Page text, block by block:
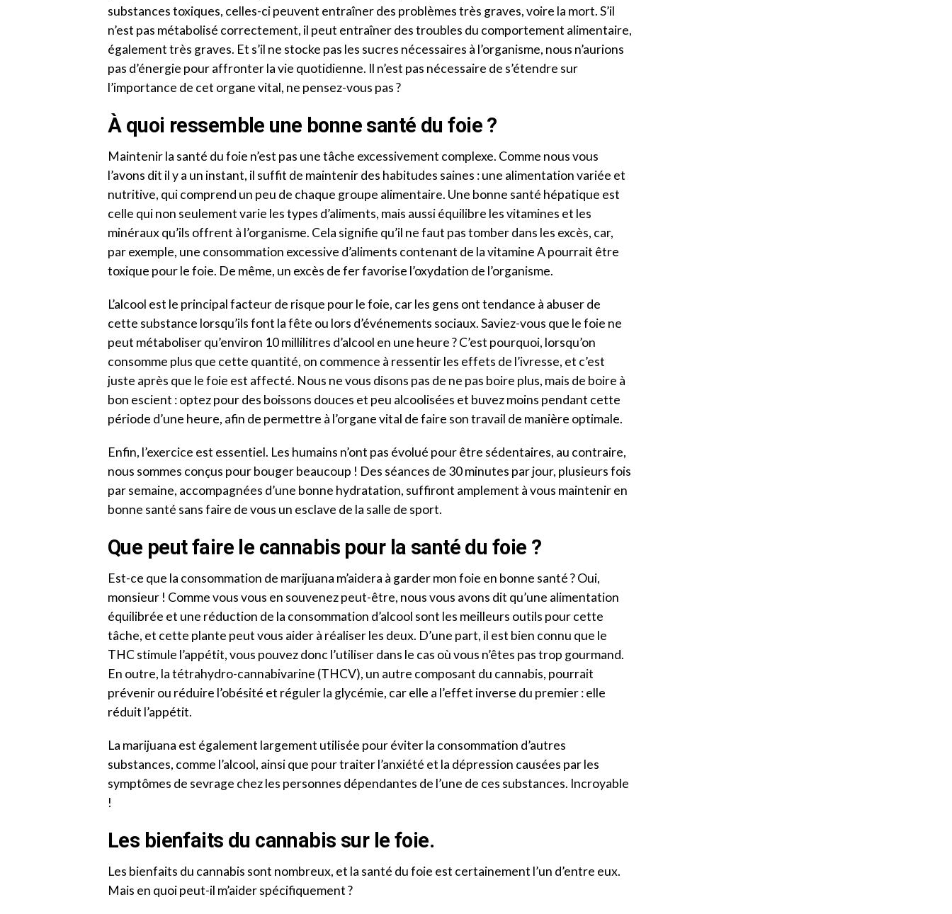
substances toxiques, celles-ci peuvent entraîner des problèmes très graves, voire la mort. S’il
n’est pas métabolisé correctement, il peut entraîner des troubles du comportement alimentaire,
également très graves. Et s’il ne stocke pas les sucres nécessaires à l’organisme, nous n’aurions
pas d’énergie pour affronter la vie quotidienne. Il n’est pas nécessaire de s’étendre sur
l’importance de cet organe vital, ne pensez-vous pas ?
À quoi ressemble une bonne santé du foie ?
Maintenir la santé du foie n’est pas une tâche excessivement complexe. Comme nous vous
l’avons dit il y a un instant, il suffit de maintenir des habitudes saines : une alimentation variée et
nutritive, qui comprend un peu de chaque groupe alimentaire. Une bonne santé hépatique est
celle qui non seulement varie les types d’aliments, mais aussi équilibre les vitamines et les
minéraux qu’ils offrent à l’organisme. Cela signifie qu’il ne faut pas tomber dans les excès, car,
par exemple, une consommation excessive d’aliments contenant de la vitamine A pourrait être
toxique pour le foie. De même, un excès de fer favorise l’oxydation de l’organisme.
L’alcool est le principal facteur de risque pour le foie, car les gens ont tendance à abuser de
cette substance lorsqu’ils font la fête ou lors d’événements sociaux. Saviez-vous que le foie ne
peut métaboliser qu’environ 10 millilitres d’alcool en une heure ? C’est pourquoi, lorsqu’on
consomme plus que cette quantité, on commence à ressentir les effets de l’ivresse, et c’est
juste après que le foie est affecté. Nous ne vous disons pas de ne pas boire plus, mais de boire à
bon escient : optez pour des boissons douces et peu alcoolisées et buvez moins pendant cette
période d’une heure, afin de permettre à l’organe vital de faire son travail de manière optimale.
Enfin, l’exercice est essentiel. Les humains n’ont pas évolué pour être sédentaires, au contraire,
nous sommes conçus pour bouger beaucoup ! Des séances de 30 minutes par jour, plusieurs fois
par semaine, accompagnées d’une bonne hydratation, suffiront amplement à vous maintenir en
bonne santé sans faire de vous un esclave de la salle de sport.
Que peut faire le cannabis pour la santé du foie ?
Est-ce que la consommation de marijuana m’aidera à garder mon foie en bonne santé ? Oui,
monsieur ! Comme vous vous en souvenez peut-être, nous vous avons dit qu’une alimentation
équilibrée et une réduction de la consommation d’alcool sont les meilleurs outils pour cette
tâche, et cette plante peut vous aider à réaliser les deux. D’une part, il est bien connu que le
THC stimule l’appétit, vous pouvez donc l’utiliser dans le cas où vous n’êtes pas trop gourmand.
En outre, la tétrahydro-cannabivarine (THCV), un autre composant du cannabis, pourrait
prévenir ou réduire l’obésité et réguler la glycémie, car elle a l’effet inverse du premier : elle
réduit l’appétit.
La marijuana est également largement utilisée pour éviter la consommation d’autres
substances, comme l’alcool, ainsi que pour traiter l’anxiété et la dépression causées par les
symptômes de sevrage chez les personnes dépendantes de l’une de ces substances. Incroyable
!
Les bienfaits du cannabis sur le foie.
Les bienfaits du cannabis sont nombreux, et la santé du foie est certainement l’un d’entre eux.
Mais en quoi peut-il m’aider spécifiquement ?